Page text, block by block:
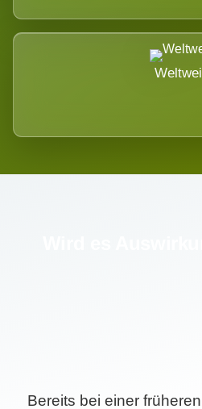
Bereits bei einer